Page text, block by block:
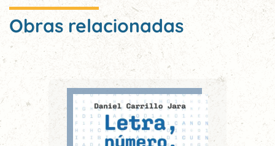
Obras relacionadas